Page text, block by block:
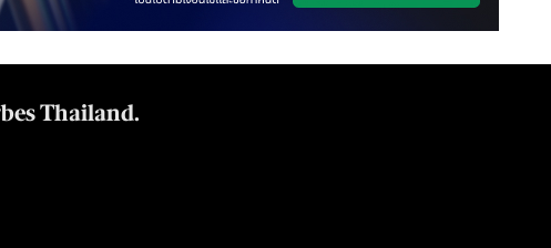
Thailand.